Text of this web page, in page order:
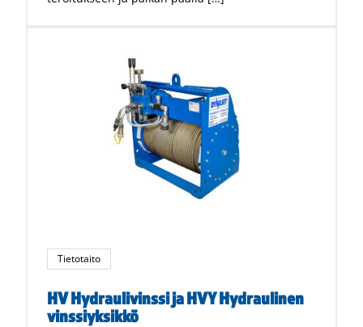
Tietotaito
HV Hydraulivinssi ja HVY Hydraulinen
vinssiyksikkö